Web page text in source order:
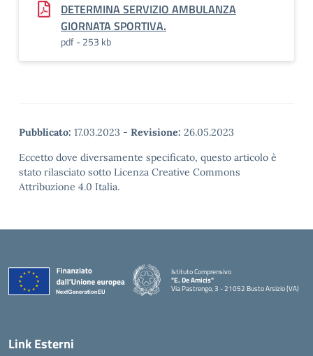
DETERMINA SERVIZIO AMBULANZA
GIORNATA SPORTIVA.
pdf - 253 kb
Pubblicato: 17.03.2023 - Revisione: 26.05.2023
Eccetto dove diversamente specificato, questo articolo è
stato rilasciato sotto Licenza Creative Commons
Attribuzione 4.0 Italia.
Istituto Comprensivo
"E. De Amicis"
Via Pastrengo, 3 - 21052 Busto Arsizio (VA)
Link Esterni